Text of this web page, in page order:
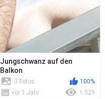
Jungschwanz auf den
Balkon
3 Fotos
100%
vor 1 Jahr
1 529